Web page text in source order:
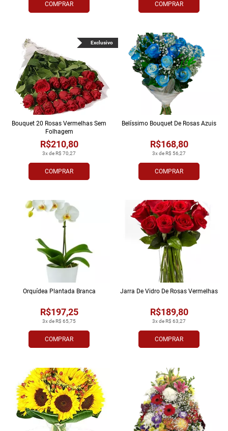
COMPRAR COMPRAR
COMPRAR
3x de R$ 70,27
R$210,80
Bouquet 20 Rosas Vermelhas Sem
Folhagem
Exclusivo
COMPRAR
3x de R$ 56,27
R$168,80
Belíssimo Bouquet De Rosas Azuis
COMPRAR
3x de R$ 65,75
R$197,25
Orquídea Plantada Branca
COMPRAR
3x de R$ 63,27
R$189,80
Jarra De Vidro De Rosas Vermelhas